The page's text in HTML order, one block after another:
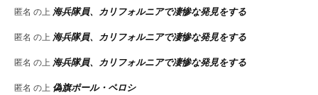
匿名 の上 海兵隊員、カリフォルニアで凄惨な発見をする
匿名 の上 海兵隊員、カリフォルニアで凄惨な発見をする
匿名 の上 海兵隊員、カリフォルニアで凄惨な発見をする
匿名 の上 偽旗ポール・ペロシ